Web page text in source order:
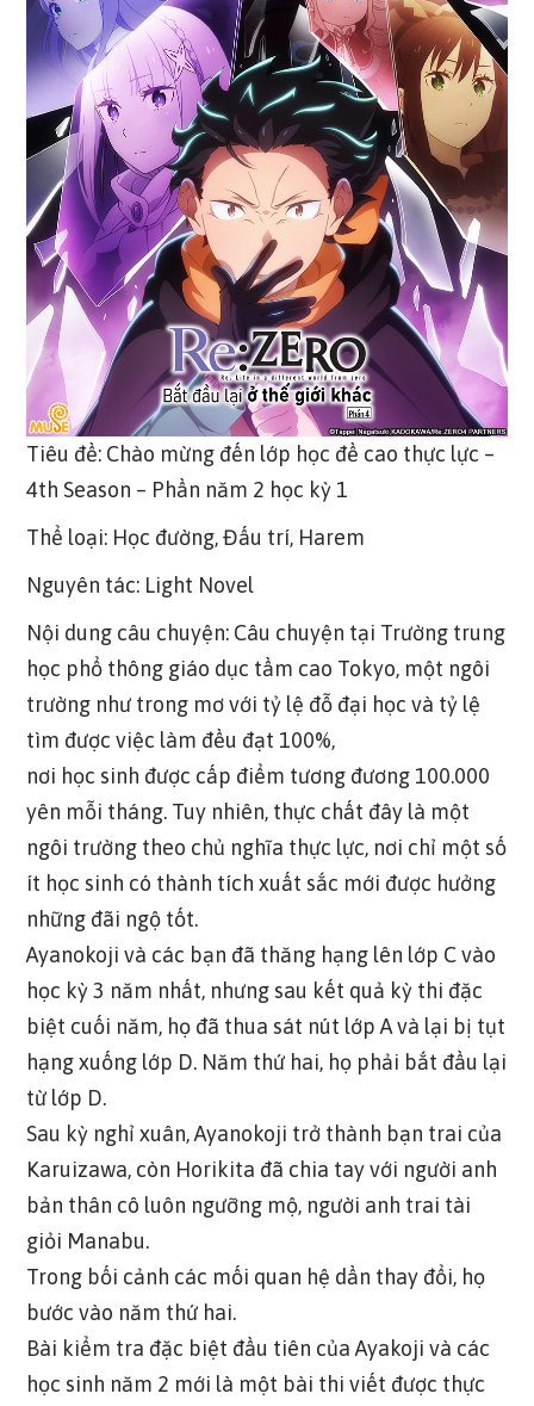
Tiêu đề: Chào mừng đến lớp học đề cao thực lực –
4th Season – Phần năm 2 học kỳ 1
Thể loại: Học đường, Đấu trí, Harem
Nguyên tác: Light Novel
Nội dung câu chuyện: Câu chuyện tại Trường trung
học phổ thông giáo dục tầm cao Tokyo, một ngôi
trường như trong mơ với tỷ lệ đỗ đại học và tỷ lệ
tìm được việc làm đều đạt 100%,
nơi học sinh được cấp điểm tương đương 100.000
yên mỗi tháng. Tuy nhiên, thực chất đây là một
ngôi trường theo chủ nghĩa thực lực, nơi chỉ một số
ít học sinh có thành tích xuất sắc mới được hưởng
những đãi ngộ tốt.
Ayanokoji và các bạn đã thăng hạng lên lớp C vào
học kỳ 3 năm nhất, nhưng sau kết quả kỳ thi đặc
biệt cuối năm, họ đã thua sát nút lớp A và lại bị tụt
hạng xuống lớp D. Năm thứ hai, họ phải bắt đầu lại
từ lớp D.
Sau kỳ nghỉ xuân, Ayanokoji trở thành bạn trai của
Karuizawa, còn Horikita đã chia tay với người anh
bản thân cô luôn ngưỡng mộ, người anh trai tài
giỏi Manabu.
Trong bối cảnh các mối quan hệ dần thay đổi, họ
bước vào năm thứ hai.
Bài kiểm tra đặc biệt đầu tiên của Ayakoji và các
học sinh năm 2 mới là một bài thi viết được thực